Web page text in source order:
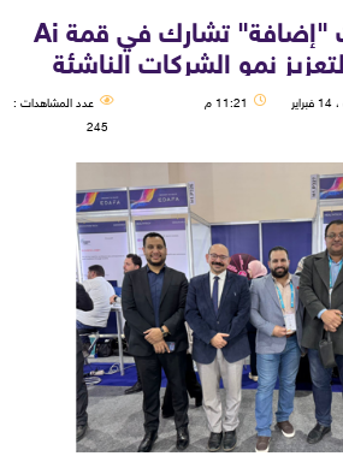
مجموعة شركات "إضافة" تشارك في قمة Ai
السبت ، 14 فبراير
11:21 م
عدد المشاهدات :
245